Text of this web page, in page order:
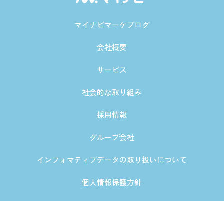
マイナビマーケブログ
会社概要
サービス
社会的な取り組み
採用情報
グループ会社
インフォマティブデータの取り扱いについて
個人情報保護方針